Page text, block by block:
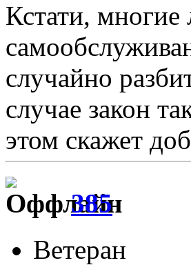
Кстати, многие
случайно
случае закон
этом скажет
385
Ветеран